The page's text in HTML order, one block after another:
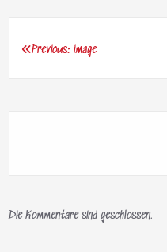
Beitragsnavigation
Previous: image
Die Kommentare sind geschlossen.